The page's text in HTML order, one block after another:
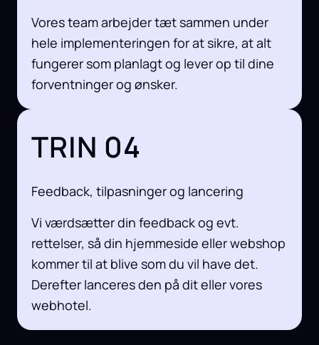
Vores team arbejder tæt sammen under
hele implementeringen for at sikre, at alt
fungerer som planlagt og lever op til dine
forventninger og ønsker.
TRIN 04
Feedback, tilpasninger og lancering
Vi værdsætter din feedback og evt.
rettelser, så din hjemmeside eller webshop
kommer til at blive som du vil have det.
Derefter lanceres den på dit eller vores
webhotel.